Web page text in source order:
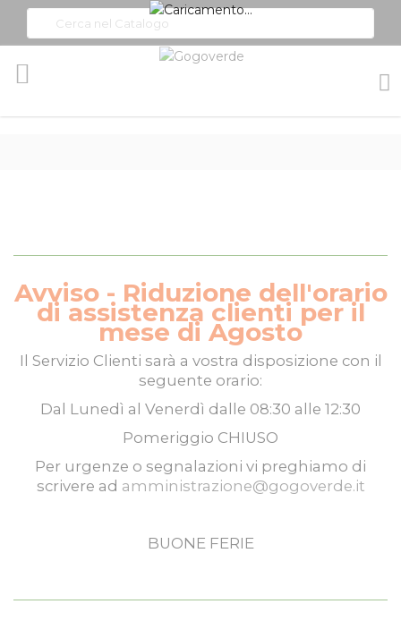
Avviso - Riduzione dell'orario
di assistenza clienti per il
mese di Agosto
Il Servizio Clienti sarà a vostra disposizione con il
seguente orario:
Dal Lunedì al Venerdì dalle 08:30 alle 12:30
Pomeriggio CHIUSO
Per urgenze o segnalazioni vi preghiamo di
scrivere ad amministrazione@gogoverde.it
BUONE FERIE